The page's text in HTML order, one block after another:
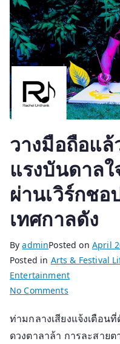
วางมือถือแ
แรงบันดาล
ผ่านเวิร์กช
เทศกาลดัง
ByadminPosted on April
Posted in Arts & Festival
Entertainment
No Commentson
ถือ
แล้ว
ท่ามกลางเสียงแจ้งเตือน
ดวงตาลาล้า การละสาย